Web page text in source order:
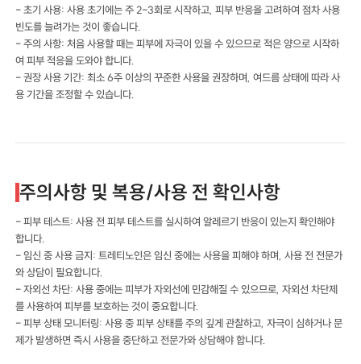
- 초기 사용: 사용 초기에는 주 2-3회로 시작하고, 피부 반응을 고려하여 점차 사용
빈도를 늘려가는 것이 좋습니다.
- 주의 사항: 처음 사용할 때는 피부에 자극이 있을 수 있으므로 적은 양으로 시작하
여 피부 적응을 도와야 합니다.
- 권장 사용 기간: 최소 6주 이상의 꾸준한 사용을 권장하며, 여드름 상태에 따라 사
용 기간을 조정할 수 있습니다.
주의사항 및 복용/사용 전 확인사항
- 피부 테스트: 사용 전 피부 테스트를 실시하여 알레르기 반응이 있는지 확인해야
합니다.
- 임신 중 사용 금지: 트레티노인은 임신 중에는 사용을 피해야 하며, 사용 전 전문가
와 상담이 필요합니다.
- 자외선 차단: 사용 중에는 피부가 자외선에 민감해질 수 있으므로, 자외선 차단제
를 사용하여 피부를 보호하는 것이 중요합니다.
- 피부 상태 모니터링: 사용 중 피부 상태를 주의 깊게 관찰하고, 자극이 심하거나 문
제가 발생하면 즉시 사용을 중단하고 전문가와 상담해야 합니다.